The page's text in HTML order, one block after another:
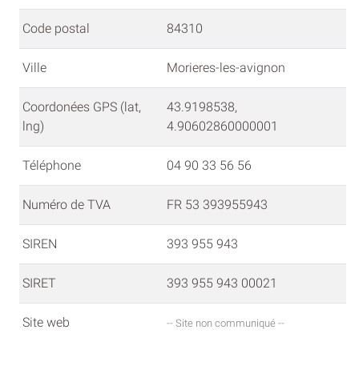
Code postal 84310
Ville Morieres-les-avignon
Coordonées GPS (lat,
lng)
43.9198538,
4.90602860000001
Téléphone 04 90 33 56 56
Numéro de TVA FR 53 393955943
SIREN 393 955 943
SIRET 393 955 943 00021
Site web -- Site non communiqué --